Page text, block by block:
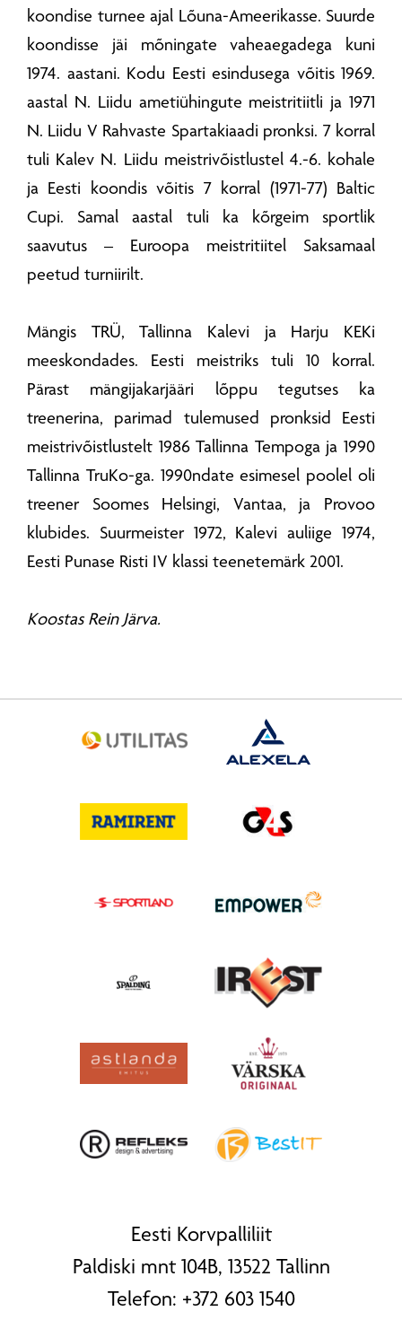
koondise turnee ajal Lõuna-Ameerikasse. Suurde
koondisse jäi mõningate vaheaegadega kuni
1974. aastani. Kodu Eesti esindusega võitis 1969.
aastal N. Liidu ametiühingute meistritiitli ja 1971
N. Liidu V Rahvaste Spartakiaadi pronksi. 7 korral
tuli Kalev N. Liidu meistrivõistlustel 4.-6. kohale
ja Eesti koondis võitis 7 korral (1971-77) Baltic
Cupi. Samal aastal tuli ka kõrgeim sportlik
saavutus – Euroopa meistritiitel Saksamaal
peetud turniirilt.
Mängis TRÜ, Tallinna Kalevi ja Harju KEKi
meeskondades. Eesti meistriks tuli 10 korral.
Pärast mängijakarjääri lõppu tegutses ka
treenerina, parimad tulemused pronksid Eesti
meistrivõistlustelt 1986 Tallinna Tempoga ja 1990
Tallinna TruKo-ga. 1990ndate esimesel poolel oli
treener Soomes Helsingi, Vantaa, ja Provoo
klubides. Suurmeister 1972, Kalevi auliige 1974,
Eesti Punase Risti IV klassi teenetemärk 2001.
Koostas Rein Järva.
Eesti Korvpalliliit
Paldiski mnt 104B, 13522 Tallinn
Telefon: +372 603 1540